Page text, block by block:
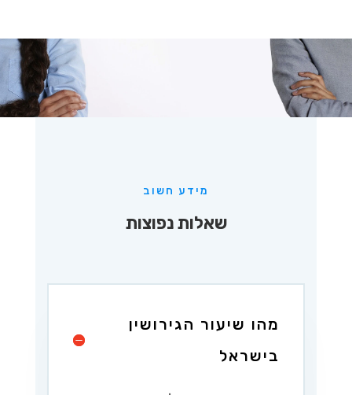
מידע חשוב
שאלות נפוצות
מהו שיעור הגירושין
בישראל